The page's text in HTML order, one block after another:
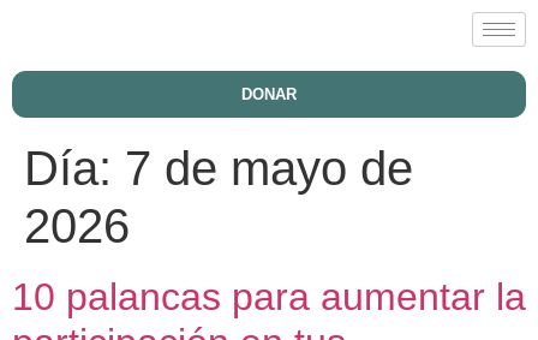
DONAR
Día: 7 de mayo de
2026
10 palancas para aumentar la